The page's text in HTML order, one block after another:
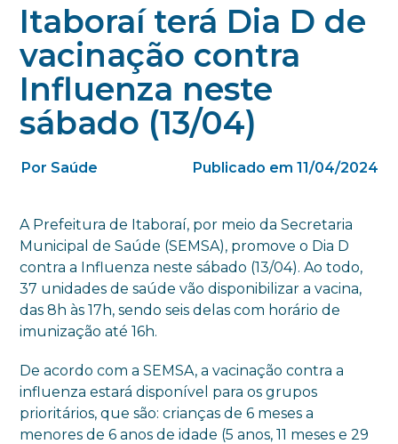
Itaboraí terá Dia D de
vacinação contra
Influenza neste
sábado (13/04)
Por Saúde Publicado em 11/04/2024
A Prefeitura de Itaboraí, por meio da Secretaria
Municipal de Saúde (SEMSA), promove o Dia D
contra a Influenza neste sábado (13/04). Ao todo,
37 unidades de saúde vão disponibilizar a vacina,
das 8h às 17h, sendo seis delas com horário de
imunização até 16h.
De acordo com a SEMSA, a vacinação contra a
influenza estará disponível para os grupos
prioritários, que são: crianças de 6 meses a
menores de 6 anos de idade (5 anos, 11 meses e 29